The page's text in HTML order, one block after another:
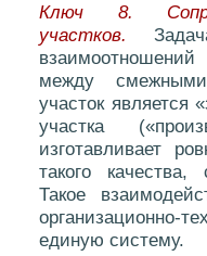
Ключ 8.
участков.
между
участок является
участка
изготавливает
такого
Такое
единую систему.